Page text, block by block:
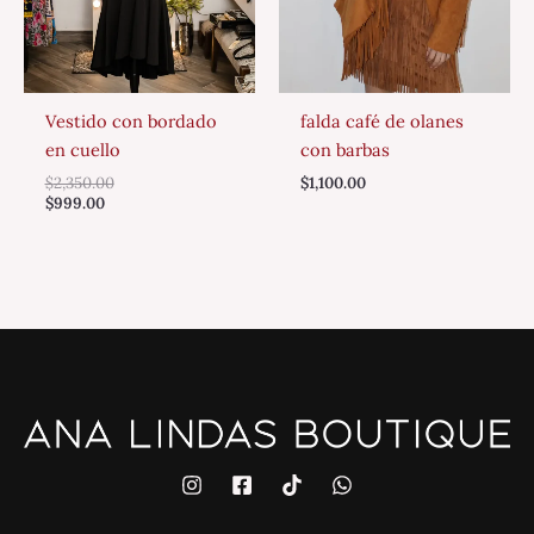
Vestido con bordado
en cuello
$2,350.00
$999.00
falda café de olanes
con barbas
$1,100.00